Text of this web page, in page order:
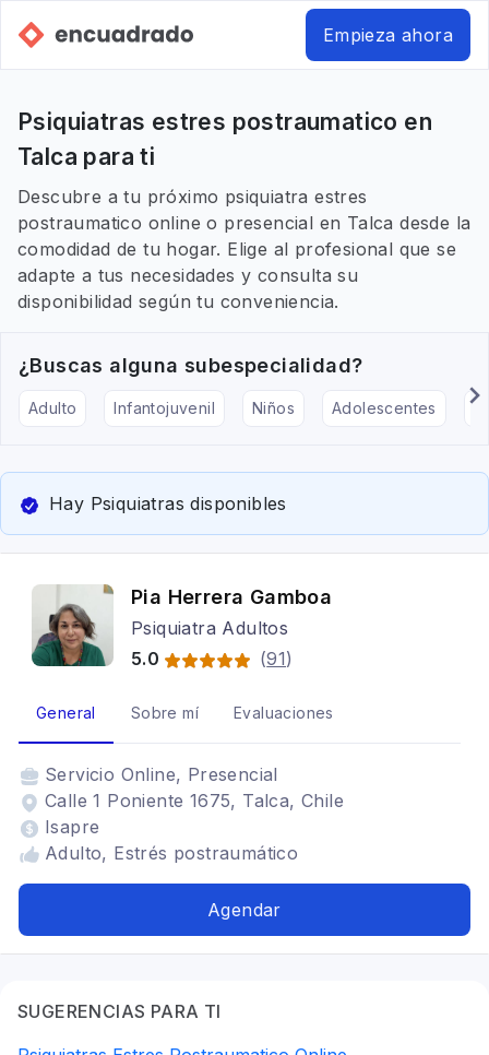
Empieza ahora
Psiquiatras estres postraumatico en
Talca para ti
Descubre a tu próximo psiquiatra estres
postraumatico online o presencial en Talca desde la
comodidad de tu hogar. Elige al profesional que se
adapte a tus necesidades y consulta su
disponibilidad según tu conveniencia.
¿Buscas alguna subespecialidad?
Adulto Infantojuvenil Niños Adolescentes
Hay Psiquiatras disponibles
Pia Herrera Gamboa
Psiquiatra Adultos
5.0
(91)
General Sobre mí Evaluaciones
Servicio Online, Presencial
Calle 1 Poniente 1675, Talca, Chile
Isapre
Adulto, Estrés postraumático
Agendar
SUGERENCIAS PARA TI